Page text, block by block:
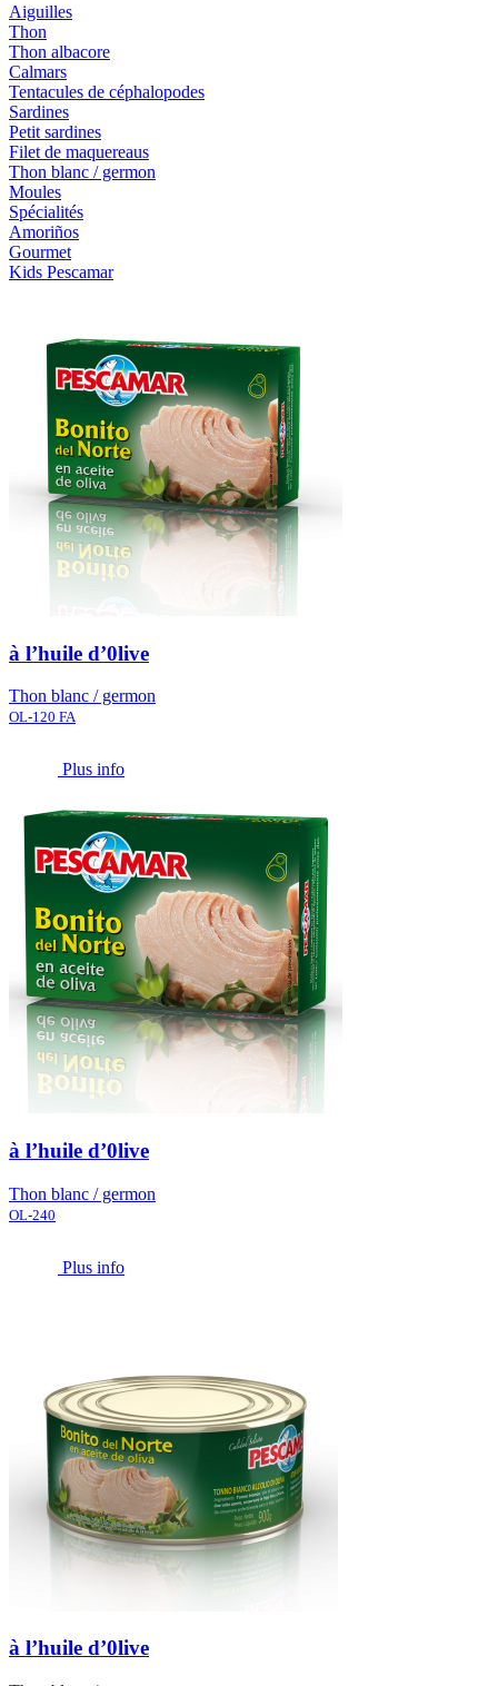
Aiguilles
Thon
Thon albacore
Calmars
Tentacules de céphalopodes
Sardines
Petit sardines
Filet de maquereaus
Thon blanc / germon
Moules
Spécialités
Amoriños
Gourmet
Kids Pescamar
à l’huile d’0live
Thon blanc / germon
OL-120 FA
Plus info
à l’huile d’0live
Thon blanc / germon
OL-240
Plus info
à l’huile d’0live